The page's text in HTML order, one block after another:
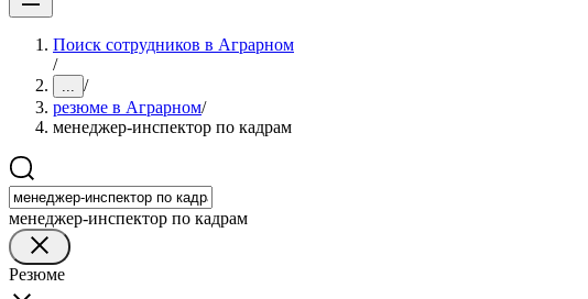
Поиск сотрудников в Аграрном
/
... /
резюме в Аграрном/
менеджер-инспектор по кадрам
менеджер-инспектор по кадрам
Резюме